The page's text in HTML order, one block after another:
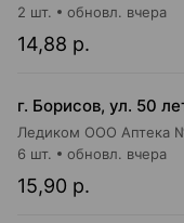
14,88 р.
2 шт. обновл. вчера
г. Борисов, ул. 50
Ледиком ООО Аптека
15,90 р.
6 шт. обновл. вчера